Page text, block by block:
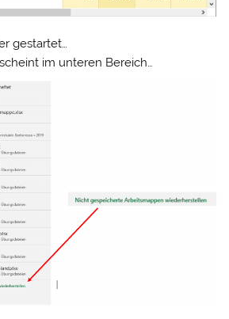
gestartet…
im unteren Bereich…